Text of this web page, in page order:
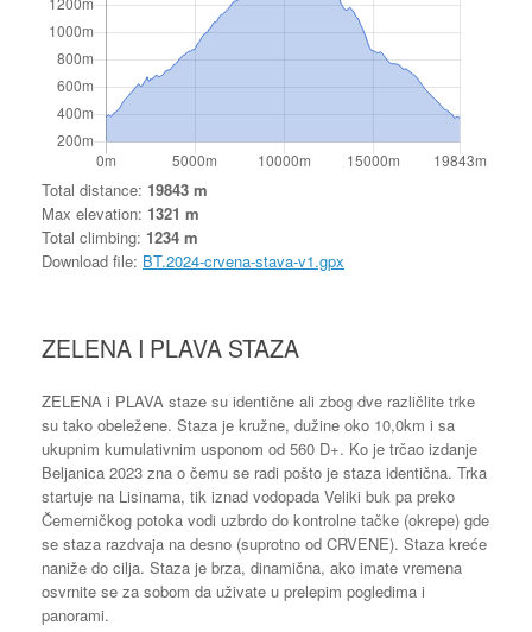
Total distance: 19843 m
Max elevation: 1321 m
Total climbing: 1234 m
Download file: BT.2024-crvena-stava-v1.gpx
ZELENA I PLAVA STAZA
ZELENA i PLAVA staze su identične ali zbog dve različlite trke
su tako obeležene. Staza je kružne, dužine oko 10,0km i sa
ukupnim kumulativnim usponom od 560 D+. Ko je trčao izdanje
Beljanica 2023 zna o čemu se radi pošto je staza identična. Trka
startuje na Lisinama, tik iznad vodopada Veliki buk pa preko
Čemerničkog potoka vodi uzbrdo do kontrolne tačke (okrepe) gde
se staza razdvaja na desno (suprotno od CRVENE). Staza kreće
naniže do cilja. Staza je brza, dinamična, ako imate vremena
osvrnite se za sobom da uživate u prelepim pogledima i
panorami.